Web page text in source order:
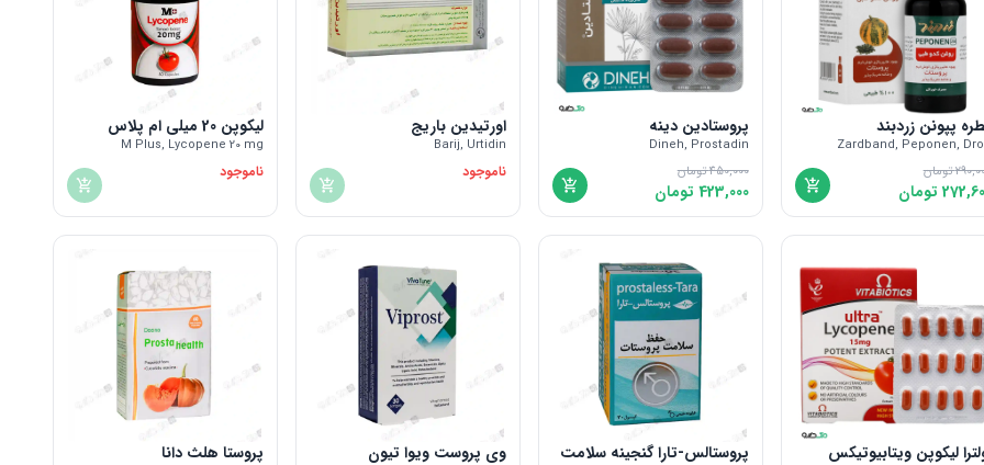
پپونن زردبند
Zardband, Peponen,
تومان
تومان
پروستادین دینه
Dineh, Prostadin
450,000تومان
423,000 تومان
اورتیدین باریج
Barij, Urtidin
ناموجود
لیکوپن 20 میلی ام پلاس
M Plus, Lycopene 20 mg
ناموجود
لیکوپن ویتابیوتیکس
پروستالس-تارا گنجینه سلامت
وی پروست ویوا تیون پروستا هلث دانا